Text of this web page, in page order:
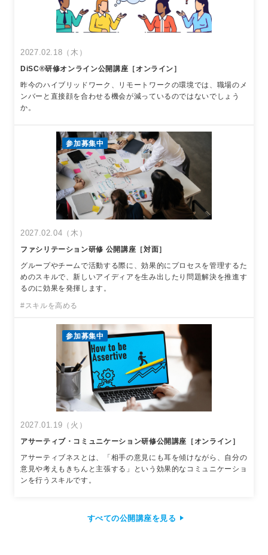
2027.02.18（木）
DiSC®︎研修オンライン公開講座［オンライン］
昨今のハイブリッドワーク、リモートワークの環境では、職場のメ
ンバーと直接顔を合わせる機会が減っているのではないでしょう
か。
参加募集中
2027.02.04（木）
ファシリテーション研修 公開講座［対面］
グループやチームで活動する際に、効果的にプロセスを管理するた
めのスキルで、新しいアイディアを生み出したり問題解決を推進す
るのに効果を発揮します。
#スキルを高める
参加募集中
2027.01.19（火）
アサーティブ・コミュニケーション研修公開講座［オンライン］
アサーティブネスとは、「相手の意見にも耳を傾けながら、自分の
意見や考えもきちんと主張する」という効果的なコミュニケーショ
ンを行うスキルです。
すべての公開講座を見る